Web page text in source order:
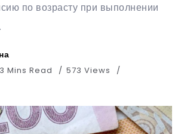
по возрасту при выполнении
3 Mins Read
573 Views